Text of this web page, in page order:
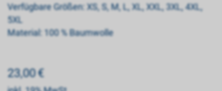
Verfügbare Größen: XS, S, M, L, XL, XXL, 3XL, 4XL,
5XL
Material: 100 % Baumwolle
23,00€